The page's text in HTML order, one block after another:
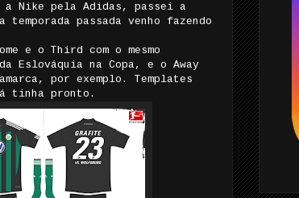
a Nike pela Adidas, passei a
passada venho fazendo
e o Third com o mesmo
Eslováquia na Copa, e o Away
por exemplo. Templates
tinha pronto.